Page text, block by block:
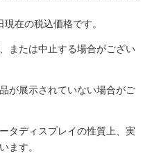
在の税込価格です。
または中止する場合がござい
が展示されていない場合がご
タディスプレイの性質上、実
ます。